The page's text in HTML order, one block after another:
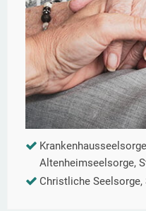
Altenheimseelsorge,
Christliche